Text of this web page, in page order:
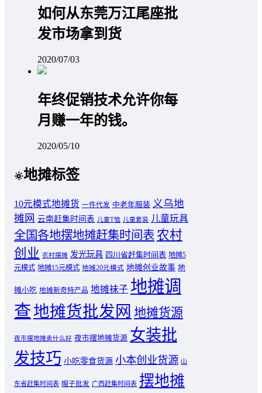
如何从东莞万江尾座批
发市场拿到货
2020/07/03
年终促销技术允许你每
月赚一年的钱。
2020/05/10
地摊标签
10元模式地摊货 一件代发 中老年服装 义乌地
摊网 云南赶集时间表 儿童T恤 儿童套装 儿童玩具
全国各地摆地摊赶集时间表 农村
创业 农村摆摊 发光玩具 四川省赶集时间表 地摊5
元模式 地摊15元模式 地摊20元模式 地摊创业故事 地
摊小吃 地摊新奇特产品 地摊袜子 地摊调
查地摊货批发网 地摊货源
夜市摆地摊卖什么好 夜市摆地摊货源 女装批
发技巧 小吃零食货源 小本创业货源 山
东省赶集时间表 帽子批发 广西赶集时间表 摆地摊